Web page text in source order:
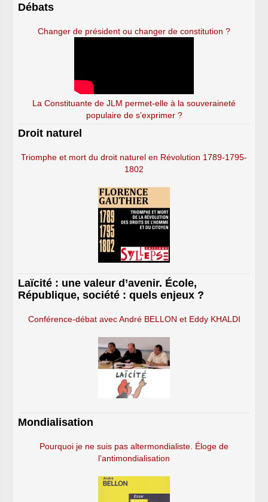
Débats
Changer de président ou changer de constitution ?
La Constituante de JLM permet-elle à la souveraineté
populaire de s’exprimer ?
Droit naturel
Triomphe et mort du droit naturel en Révolution 1789-1795-
1802
Laïcité : une valeur d’avenir. École,
République, société : quels enjeux ?
Conférence-débat avec André BELLON et Eddy KHALDI
Mondialisation
Pourquoi je ne suis pas altermondialiste. Éloge de
l’antimondialisation